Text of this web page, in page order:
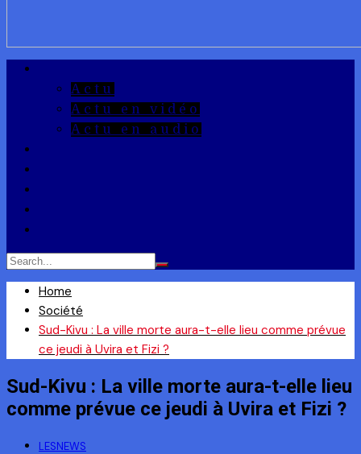
Actu
Actu en vidéo
Actu en audio
Home
Société
Sud-Kivu : La ville morte aura-t-elle lieu comme prévue
ce jeudi à Uvira et Fizi ?
Sud-Kivu : La ville morte aura-t-elle lieu
comme prévue ce jeudi à Uvira et Fizi ?
LESNEWS